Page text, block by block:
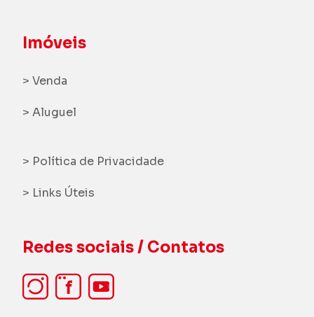
Imóveis
> Venda
> Aluguel
> Política de Privacidade
> Links Úteis
Redes sociais / Contatos